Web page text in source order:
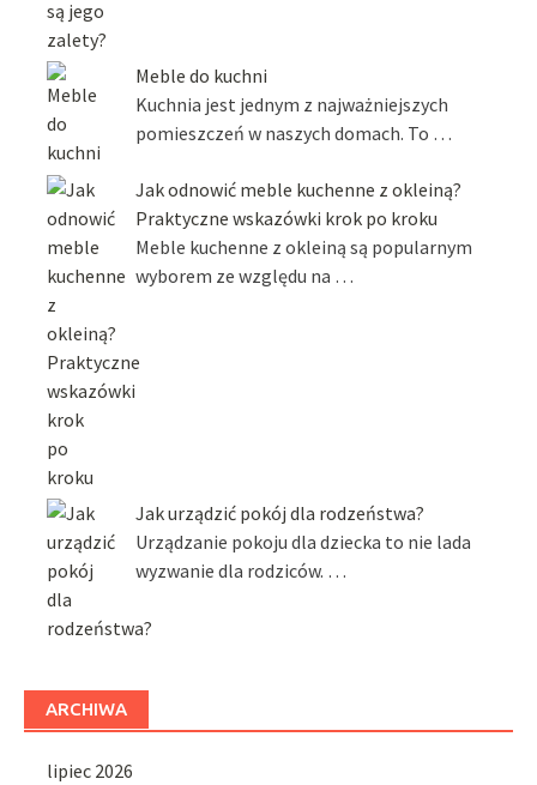
Meble do kuchni
Kuchnia jest jednym z najważniejszych
pomieszczeń w naszych domach. To …
Jak odnowić meble kuchenne z okleiną?
Praktyczne wskazówki krok po kroku
Meble kuchenne z okleiną są popularnym
wyborem ze względu na …
Jak urządzić pokój dla rodzeństwa?
Urządzanie pokoju dla dziecka to nie lada
wyzwanie dla rodziców. …
ARCHIWA
lipiec 2026